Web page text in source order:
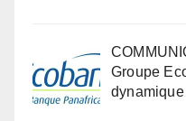
Groupe